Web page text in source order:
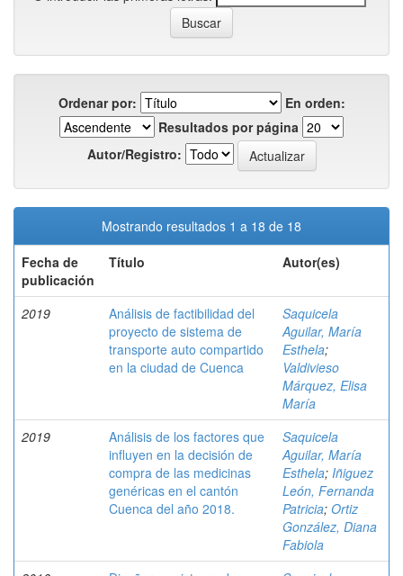
Ordenar por:
En orden:
Resultados por página
Autor/Registro:
Mostrando resultados 1 a 18 de 18
Fecha de
publicación
Título Autor(es)
2019
Análisis de factibilidad del
proyecto de sistema de
transporte auto compartido
en la ciudad de Cuenca
Saquicela
Aguilar, María
Esthela;
Valdivieso
Márquez, Elisa
María
2019
Análisis de los factores que
influyen en la decisión de
compra de las medicinas
genéricas en el cantón
Cuenca del año 2018.
Saquicela
Aguilar, María
Esthela; Iñiguez
León, Fernanda
Patricia; Ortiz
González, Diana
Fabiola